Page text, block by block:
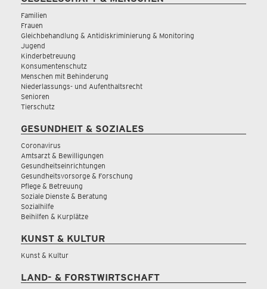
Familien
Frauen
Gleichbehandlung & Antidiskriminierung & Monitoring
Jugend
Kinderbetreuung
Konsumentenschutz
Menschen mit Behinderung
Niederlassungs- und Aufenthaltsrecht
Senioren
Tierschutz
GESUNDHEIT & SOZIALES
Coronavirus
Amtsarzt & Bewilligungen
Gesundheitseinrichtungen
Gesundheitsvorsorge & Forschung
Pflege & Betreuung
Soziale Dienste & Beratung
Sozialhilfe
Beihilfen & Kurplätze
KUNST & KULTUR
Kunst & Kultur
LAND- & FORSTWIRTSCHAFT